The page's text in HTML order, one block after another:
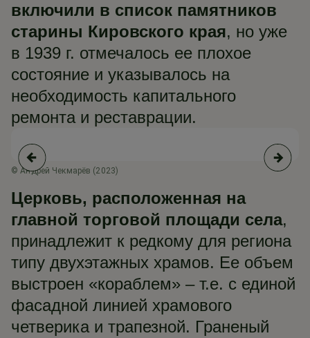
включили в список памятников
старины Кировского края, но уже
в 1939 г. отмечалось ее плохое
состояние и указывалось на
необходимость капитального
ремонта и реставрации.
© Андрей Чекмарёв (2023)
Церковь, расположенная на
главной торговой площади села,
принадлежит к редкому для региона
типу двухэтажных храмов. Ее объем
выстроен «кораблем» – т.е. с единой
фасадной линией храмового
четверика и трапезной. Граненый